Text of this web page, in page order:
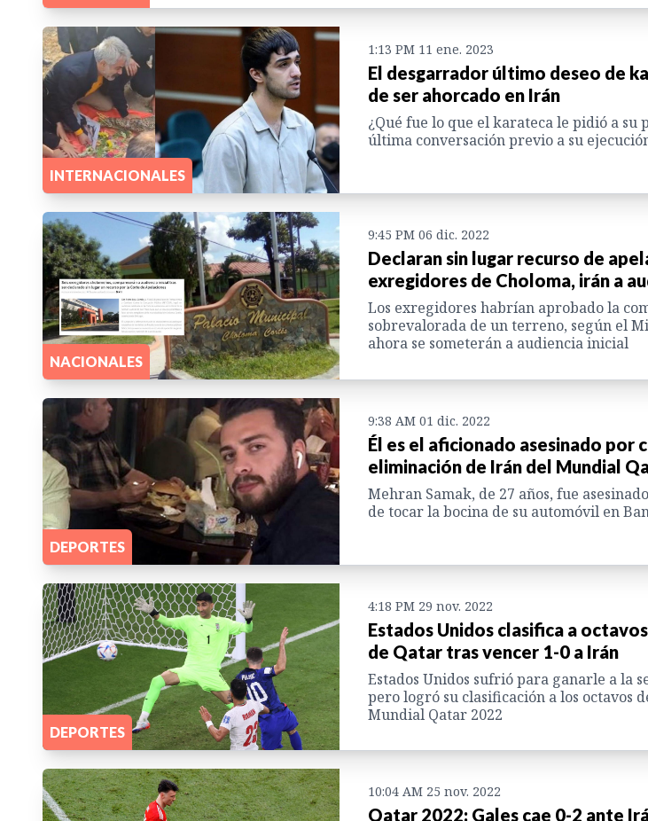
INTERNACIONALES
1:13 PM 11 ene. 2023
El desgarrador último deseo de
de ser ahorcado en Irán
¿Qué fue lo que el karateca le pidió a su
última conversación previo a su
NACIONALES
9:45 PM 06 dic. 2022
Declaran sin lugar recurso de
exregidores de Choloma, irán a
Los exregidores habrían aprobado la
sobrevalorada de un terreno, según el
ahora se someterán a audiencia inicial
DEPORTES
9:38 AM 01 dic. 2022
Él es el aficionado asesinado por
eliminación de Irán del Mundial
Mehran Samak, de 27 años, fue
de tocar la bocina de su automóvil en
DEPORTES
4:18 PM 29 nov. 2022
Estados Unidos clasifica a
de Qatar tras vencer 1-0 a Irán
Estados Unidos sufrió para ganarle a la
pero logró su clasificación a los octavos
Mundial Qatar 2022
10:04 AM 25 nov. 2022
Qatar 2022: Gales cae 0-2 ante